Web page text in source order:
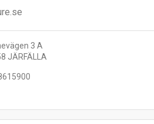
3 A
JÄRFÄLLA